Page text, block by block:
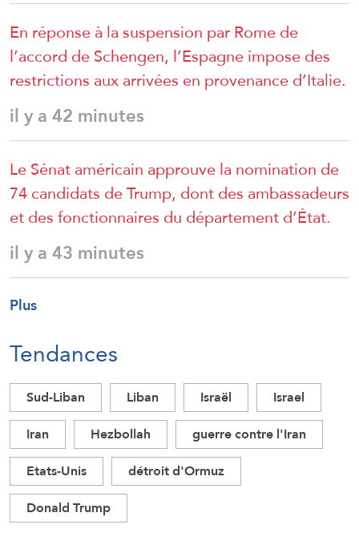
En réponse à la suspension par Rome de
l’accord de Schengen, l’Espagne impose des
restrictions aux arrivées en provenance d’Italie.
il y a 42 minutes
Le Sénat américain approuve la nomination de
74 candidats de Trump, dont des ambassadeurs
et des fonctionnaires du département d’État.
il y a 43 minutes
Plus
Tendances
Sud-Liban Liban Israël
Israel
Iran
Hezbollah
guerre contre l'Iran
Etats-Unis
détroit d'Ormuz
Donald Trump